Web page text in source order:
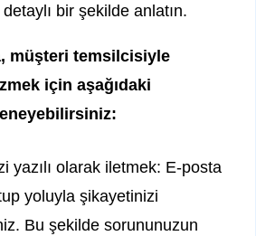
bir şekilde anlatın.
müşteri temsilcisiyle
için aşağıdaki
yazılı olarak iletmek: E-posta
yoluyla şikayetinizi
Bu şekilde sorununuzun